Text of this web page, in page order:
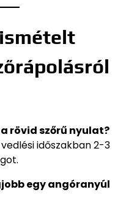
rövid szőrű nyulat?
időszakban 2-3
egy angóranyúl